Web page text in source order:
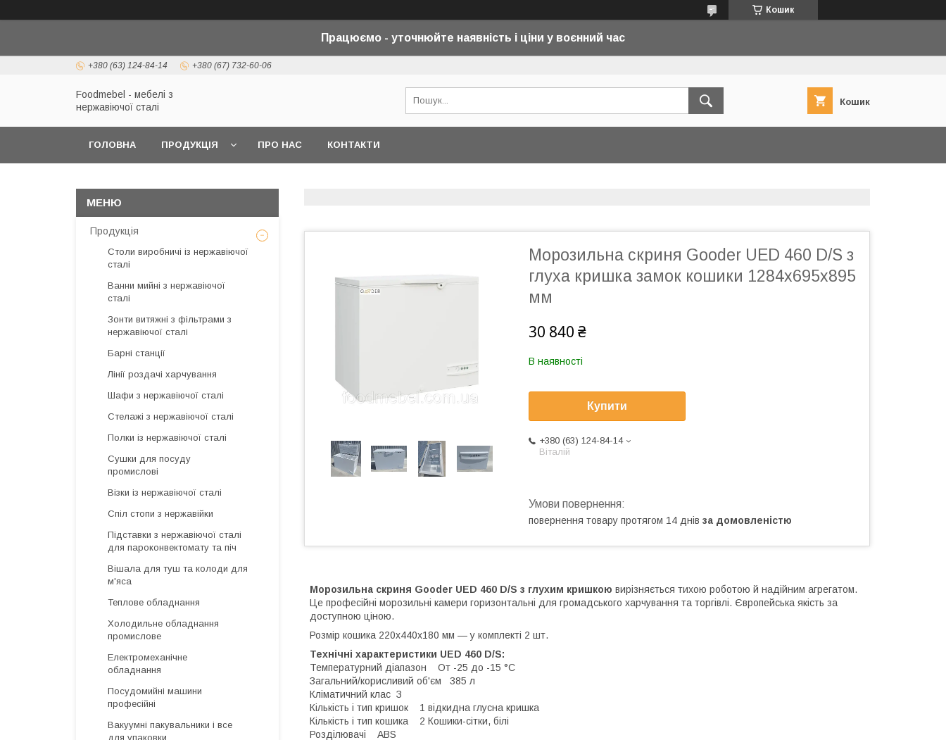
Кошик
Працюємо - уточнюйте наявність і ціни у воєнний час
+380 (63) 124-84-14 +380 (67) 732-60-06
Foodmebel - мебелі з
нержавіючої сталі
Кошик
ГОЛОВНА ПРОДУКЦІЯ ПРО НАС КОНТАКТИ
Морозильна скриня Gooder UED 460 D/S з
глуха кришка замок кошики 1284х695х895
мм
30 840 ₴
В наявності
Купити
+380 (63) 124-84-14
Віталій
повернення товару протягом 14 днів за домовленістю
Морозильна скриня Gooder UED 460 D/S з глухим кришкою вирізняється тихою роботою й надійним агрегатом.
Це професійні морозильні камери горизонтальні для громадського харчування та торгівлі. Європейська якість за
доступною ціною.
Розмір кошика 220х440х180 мм — у комплекті 2 шт.
Технічні характеристики UED 460 D/S:
Температурний діапазон От -25 до -15 °C
Загальний/корисливий об'єм 385 л
Кліматичний клас З
Кількість і тип кришок 1 відкидна глусна кришка
Кількість і тип кошика 2 Кошики-сітки, білі
Розділювачі ABS
Продукція
Столи виробничі із нержавіючої
сталі
Ванни мийні з нержавіючої
сталі
Зонти витяжні з фільтрами з
нержавіючої сталі
Барні станції
Лінії роздачі харчування
Шафи з нержавіючої сталі
Стелажі з нержавіючої сталі
Полки із нержавіючої сталі
Сушки для посуду
промислові
Візки із нержавіючої сталі
Спіл стопи з нержавійки
Підставки з нержавіючої сталі
для пароконвектомату та піч
Вішала для туш та колоди для
м'яса
Теплове обладнання
Холодильне обладнання
промислове
Електромеханічне
обладнання
Посудомийні машини
професійні
Вакуумні пакувальники і все
для упаковки